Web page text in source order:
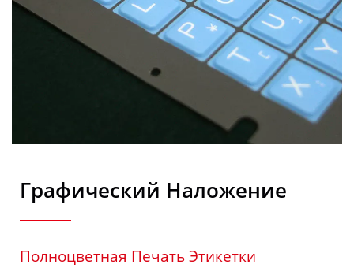
Графический Наложение
Полноцветная Печать Этикетки